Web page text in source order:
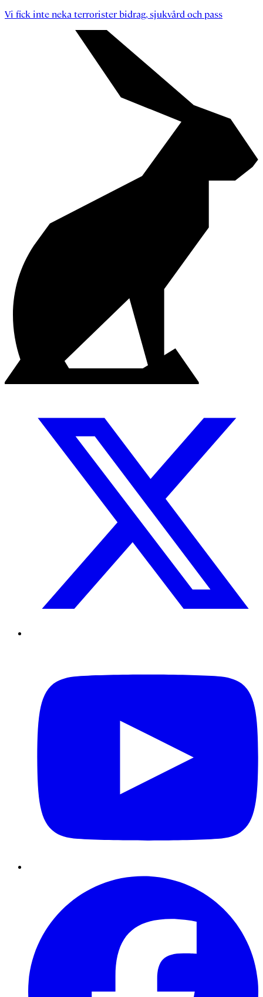
Vi fick inte neka terrorister bidrag, sjukvård och pass